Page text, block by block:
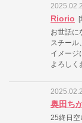
Riorio
お世話に
スチール
イメージ
よろしく
奥田ち
25終日空